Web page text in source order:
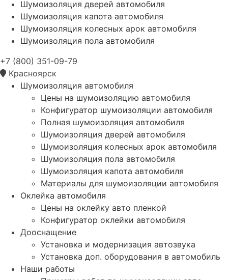
Шумоизоляция дверей автомобиля
Шумоизоляция капота автомобиля
Шумоизоляция колесных арок автомобиля
Шумоизоляция пола автомобиля
+7 (800) 351-09-79
Красноярск
Шумоизоляция автомобиля
Цены на шумоизоляцию автомобиля
Конфигуратор шумоизоляции автомобиля
Полная шумоизоляция автомобиля
Шумоизоляция дверей автомобиля
Шумоизоляция колесных арок автомобиля
Шумоизоляция пола автомобиля
Шумоизоляция капота автомобиля
Материалы для шумоизоляции автомобиля
Оклейка автомобиля
Цены на оклейку авто пленкой
Конфигуратор оклейки автомобиля
Дооснащение
Установка и модернизация автозвука
Установка доп. оборудования в автомобиль
Наши работы